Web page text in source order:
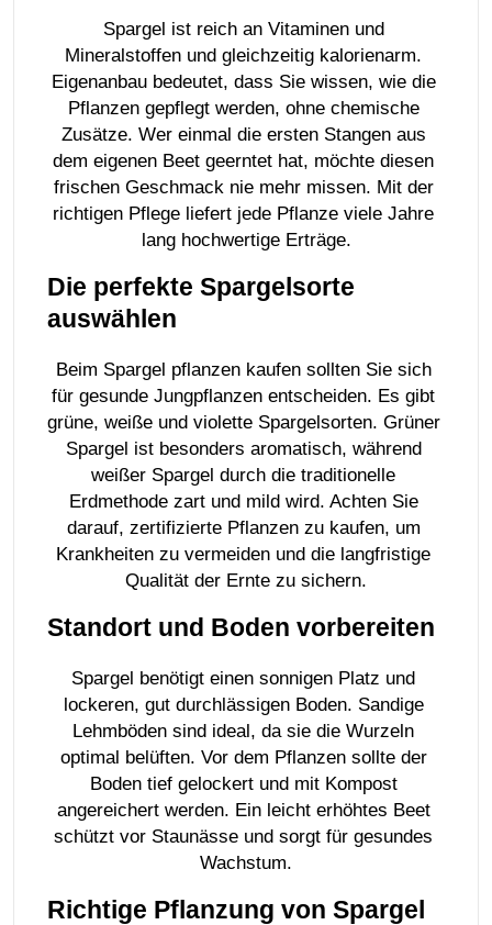
Spargel ist reich an Vitaminen und
Mineralstoffen und gleichzeitig kalorienarm.
Eigenanbau bedeutet, dass Sie wissen, wie die
Pflanzen gepflegt werden, ohne chemische
Zusätze. Wer einmal die ersten Stangen aus
dem eigenen Beet geerntet hat, möchte diesen
frischen Geschmack nie mehr missen. Mit der
richtigen Pflege liefert jede Pflanze viele Jahre
lang hochwertige Erträge.
Die perfekte Spargelsorte
auswählen
Beim Spargel pflanzen kaufen sollten Sie sich
für gesunde Jungpflanzen entscheiden. Es gibt
grüne, weiße und violette Spargelsorten. Grüner
Spargel ist besonders aromatisch, während
weißer Spargel durch die traditionelle
Erdmethode zart und mild wird. Achten Sie
darauf, zertifizierte Pflanzen zu kaufen, um
Krankheiten zu vermeiden und die langfristige
Qualität der Ernte zu sichern.
Standort und Boden vorbereiten
Spargel benötigt einen sonnigen Platz und
lockeren, gut durchlässigen Boden. Sandige
Lehmböden sind ideal, da sie die Wurzeln
optimal belüften. Vor dem Pflanzen sollte der
Boden tief gelockert und mit Kompost
angereichert werden. Ein leicht erhöhtes Beet
schützt vor Staunässe und sorgt für gesundes
Wachstum.
Richtige Pflanzung von Spargel